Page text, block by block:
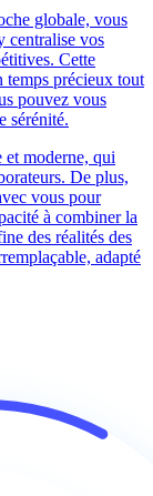
globale, vous
centralise vos
Cette
temps précieux tout
pouvez vous
sérénité.
moderne, qui
De plus,
vous pour
à combiner la
des réalités des
adapté